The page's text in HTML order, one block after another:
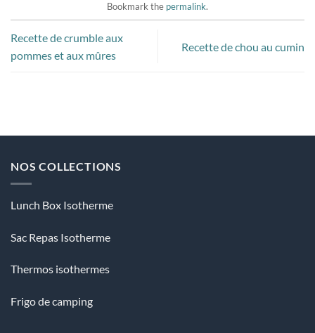
Bookmark the permalink.
Recette de crumble aux
pommes et aux mûres
Recette de chou au cumin
NOS COLLECTIONS
Lunch Box Isotherme
Sac Repas Isotherme
Thermos isothermes
Frigo de camping